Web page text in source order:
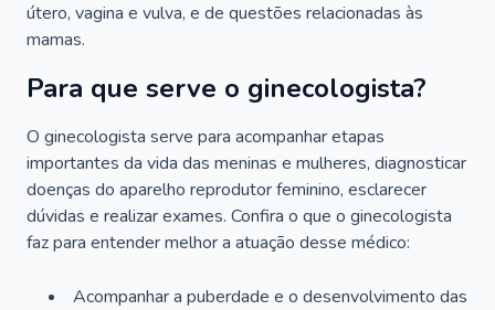
útero, vagina e vulva, e de questões relacionadas às
mamas.
Para que serve o ginecologista?
O ginecologista serve para acompanhar etapas
importantes da vida das meninas e mulheres, diagnosticar
doenças do aparelho reprodutor feminino, esclarecer
dúvidas e realizar exames. Confira o que o ginecologista
faz para entender melhor a atuação desse médico:
Acompanhar a puberdade e o desenvolvimento das